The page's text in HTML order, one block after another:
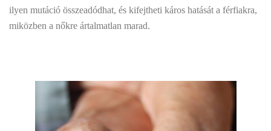
ilyen mutáció összeadódhat, és kifejtheti káros hatását a férfiakra,
miközben a nőkre ártalmatlan marad.